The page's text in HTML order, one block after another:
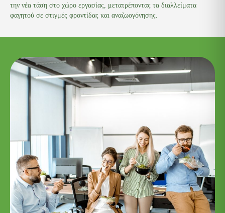
την νέα τάση στο χώρο εργασίας, μετατρέποντας τα διαλλείματα
φαγητού σε στιγμές φροντίδας και αναζωογόνησης.